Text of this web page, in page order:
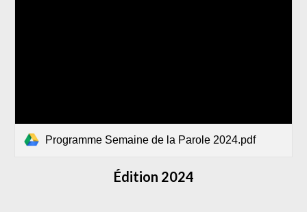
Programme Semaine de la Parole 2024.pdf
Édition 2024